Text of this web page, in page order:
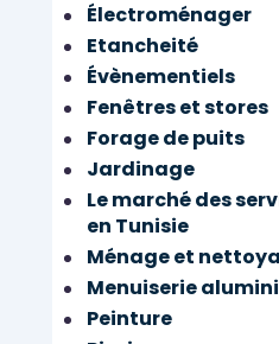
Électroménager
Etancheité
Évènementiels
Fenêtres et stores
Forage de puits
Jardinage
Le marché des
en Tunisie
Ménage et
Menuiserie
Peinture